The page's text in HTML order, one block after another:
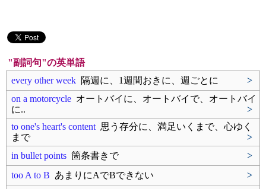
"副詞句"の英単語
every other week 隔週に、1週間おきに、週ごとに
>
on a motorcycle オートバイに、オートバイで、オートバイ
に..
>
to one's heart's content 思う存分に、満足いくまで、心ゆく
まで
>
in bullet points 箇条書きで
>
too A to B あまりにAでBできない
>